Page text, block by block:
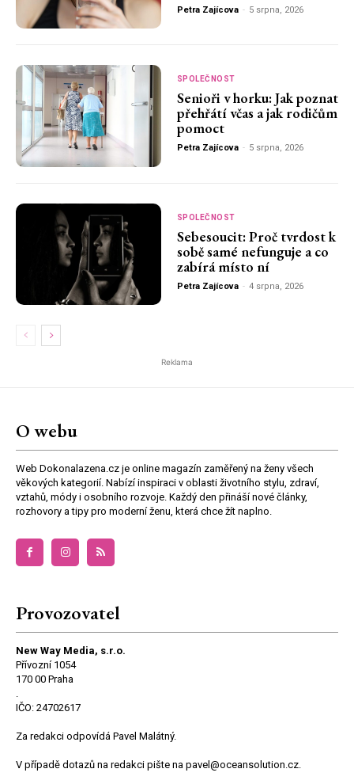
Petra Zajícova - 5 srpna, 2026
SPOLEČNOST
Senioři v horku: Jak poznat
přehřátí včas a jak rodičům
pomoct
Petra Zajícova - 5 srpna, 2026
SPOLEČNOST
Sebesoucit: Proč tvrdost k
sobě samé nefunguje a co
zabírá místo ní
Petra Zajícova - 4 srpna, 2026
Reklama
O webu
Web Dokonalazena.cz je online magazín zaměřený na ženy všech
věkových kategorií. Nabízí inspiraci v oblasti životního stylu, zdraví,
vztahů, módy i osobního rozvoje. Každý den přináší nové články,
rozhovory a tipy pro moderní ženu, která chce žít naplno.
Provozovatel
New Way Media, s.r.o.
Přívozní 1054
170 00 Praha
.
IČO: 24702617
Za redakci odpovídá Pavel Malátný.
V případě dotazů na redakci pište na pavel@oceansolution.cz.